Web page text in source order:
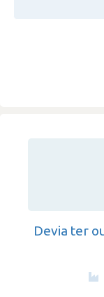
Devia ter